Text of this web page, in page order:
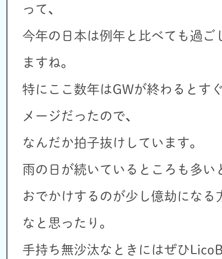
って、
今年の日本は例年と比べても過ご
ますね。
特にここ数年はGWが終わるとす
メージだったので、
なんだか拍子抜けしています。
雨の日が続いているところも多い
おでかけするのが少し億劫になる
なと思ったり。
手持ち無沙汰なときにはぜひ